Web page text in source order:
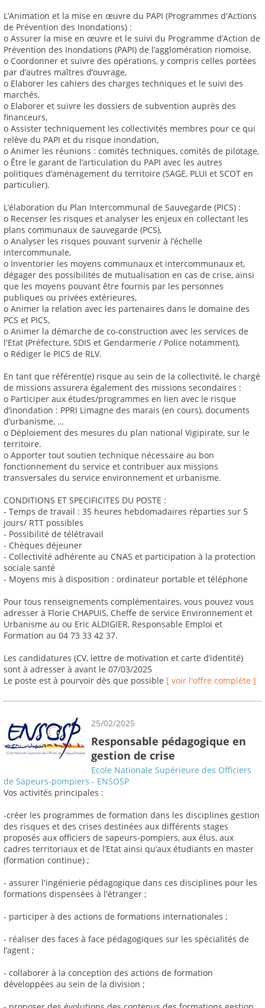
L’Animation et la mise en œuvre du PAPI (Programmes d'Actions
de Prévention des Inondations) :
o Assurer la mise en œuvre et le suivi du Programme d’Action de
Prévention des Inondations (PAPI) de l’agglomération riomoise,
o Coordonner et suivre des opérations, y compris celles portées
par d’autres maîtres d’ouvrage,
o Elaborer les cahiers des charges techniques et le suivi des
marchés,
o Elaborer et suivre les dossiers de subvention auprès des
financeurs,
o Assister techniquement les collectivités membres pour ce qui
relève du PAPI et du risque inondation,
o Animer les réunions : comités techniques, comités de pilotage,
o Être le garant de l’articulation du PAPI avec les autres
politiques d’aménagement du territoire (SAGE, PLUI et SCOT en
particulier).
L’élaboration du Plan Intercommunal de Sauvegarde (PICS) :
o Recenser les risques et analyser les enjeux en collectant les
plans communaux de sauvegarde (PCS),
o Analyser les risques pouvant survenir à l’échelle
intercommunale,
o Inventorier les moyens communaux et intercommunaux et,
dégager des possibilités de mutualisation en cas de crise, ainsi
que les moyens pouvant être fournis par les personnes
publiques ou privées extérieures,
o Animer la relation avec les partenaires dans le domaine des
PCS et PICS,
o Animer la démarche de co-construction avec les services de
l'Etat (Préfecture, SDIS et Gendarmerie / Police notamment),
o Rédiger le PICS de RLV.
En tant que référent(e) risque au sein de la collectivité, le chargé
de missions assurera également des missions secondaires :
o Participer aux études/programmes en lien avec le risque
d’inondation : PPRI Limagne des marais (en cours), documents
d’urbanisme, …
o Déploiement des mesures du plan national Vigipirate, sur le
territoire.
o Apporter tout soutien technique nécessaire au bon
fonctionnement du service et contribuer aux missions
transversales du service environnement et urbanisme.
CONDITIONS ET SPECIFICITES DU POSTE :
- Temps de travail : 35 heures hebdomadaires réparties sur 5
jours/ RTT possibles
- Possibilité de télétravail
- Chèques déjeuner
- Collectivité adhérente au CNAS et participation à la protection
sociale santé
- Moyens mis à disposition : ordinateur portable et téléphone
Pour tous renseignements complémentaires, vous pouvez vous
adresser à Florie CHAPUIS, Cheffe de service Environnement et
Urbanisme au ou Eric ALDIGIER, Responsable Emploi et
Formation au 04 73 33 42 37.
Les candidatures (CV, lettre de motivation et carte d’identité)
sont à adresser à avant le 07/03/2025
Le poste est à pourvoir dès que possible [ voir l'offre complète ]
25/02/2025
Responsable pédagogique en
gestion de crise
Ecole Nationale Supérieure des Officiers
de Sapeurs-pompiers - ENSOSP
Vos activités principales :
-créer les programmes de formation dans les disciplines gestion
des risques et des crises destinées aux différents stages
proposés aux officiers de sapeurs-pompiers, aux élus, aux
cadres territoriaux et de l’Etat ainsi qu’aux étudiants en master
(formation continue) ;
- assurer l'ingénierie pédagogique dans ces disciplines pour les
formations dispensées à l'étranger ;
- participer à des actions de formations internationales ;
- réaliser des faces à face pédagogiques sur les spécialités de
l’agent ;
- collaborer à la conception des actions de formation
développées au sein de la division ;